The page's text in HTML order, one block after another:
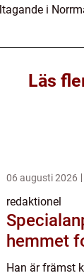
i
Läs
06 augusti 2026
redaktionel
hemmet
Han är främst